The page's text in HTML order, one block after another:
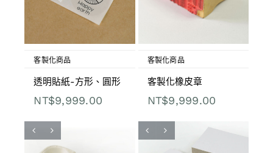
客製化商品
透明貼紙-方形、圓形
NT$9,999.00
客製化商品
客製化橡皮章
NT$9,999.00